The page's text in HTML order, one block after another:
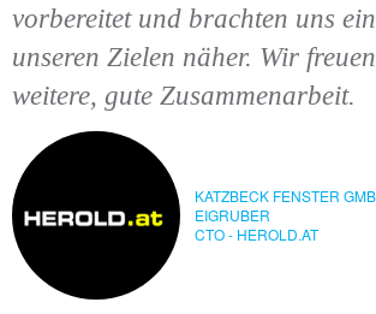
vorbereitet und brachten uns
unseren Zielen näher. Wir
weitere, gute Zusammenarbeit.
KATZBECK FENSTER
EIGRUBER
CTO - HEROLD.AT